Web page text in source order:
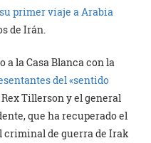
su primer viaje a Arabia
de Irán.
a la Casa Blanca con la
del «sentido
Tillerson y el general
que ha recuperado el
criminal de guerra de Irak